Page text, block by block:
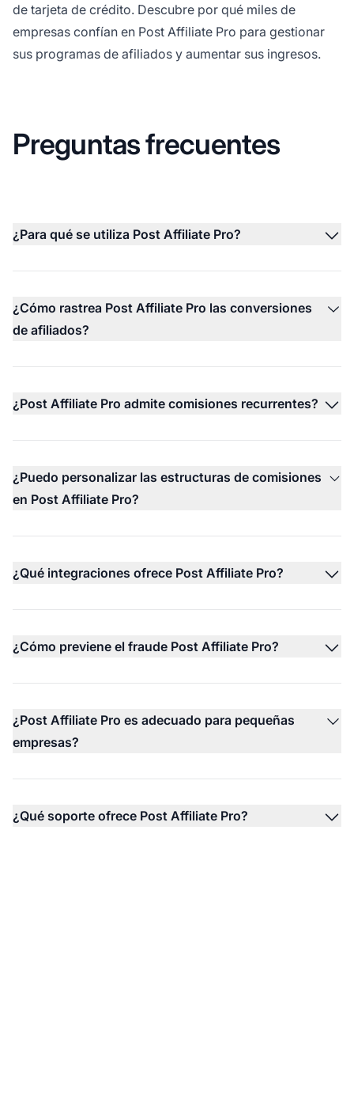
de tarjeta de crédito. Descubre por qué miles de
empresas confían en Post Affiliate Pro para gestionar
sus programas de afiliados y aumentar sus ingresos.
Preguntas frecuentes
¿Para qué se utiliza Post Affiliate Pro?
¿Cómo rastrea Post Affiliate Pro las conversiones
de afiliados?
¿Post Affiliate Pro admite comisiones recurrentes?
¿Puedo personalizar las estructuras de comisiones
en Post Affiliate Pro?
¿Qué integraciones ofrece Post Affiliate Pro?
¿Cómo previene el fraude Post Affiliate Pro?
¿Post Affiliate Pro es adecuado para pequeñas
empresas?
¿Qué soporte ofrece Post Affiliate Pro?